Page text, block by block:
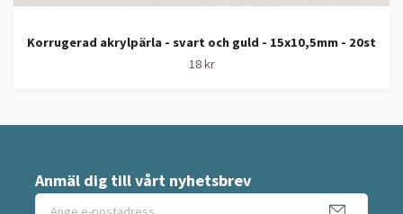
Korrugerad akrylpärla - svart och guld - 15x10,5mm - 20st
18 kr
Anmäl dig till vårt nyhetsbrev